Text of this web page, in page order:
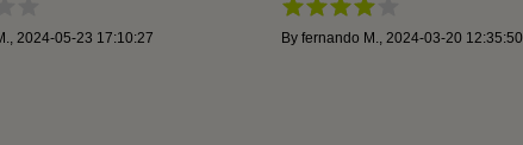
, 2024-05-23 17:10:27 By fernando M., 2024-03-20 12:35:50